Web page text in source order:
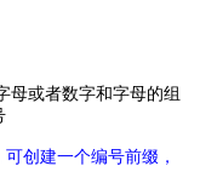
母或者数字和字母的组
创建一个编号前缀，